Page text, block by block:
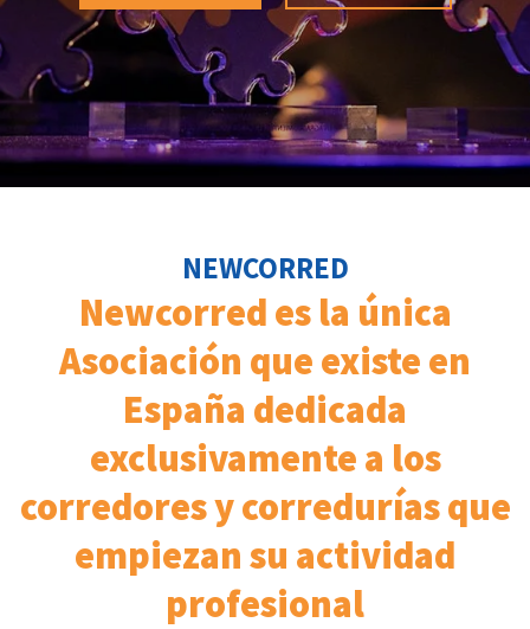
NEWCORRED
Newcorred es la única
Asociación que existe en
España dedicada
exclusivamente a los
corredores y corredurías que
empiezan su actividad
profesional